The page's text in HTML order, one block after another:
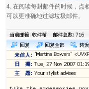
4. 在阅读每封邮件的时候，点
可以更准确地过滤垃圾邮件。